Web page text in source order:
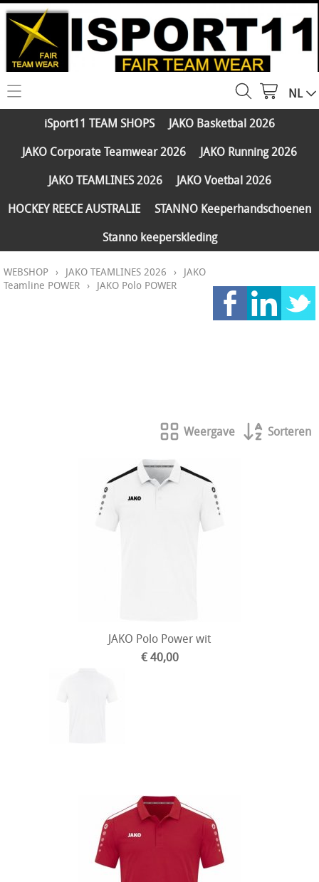
HOME
WEBSHOP
JAKO Running 2026
JAKO TEAMLINES 2026
PARTNERS
Klantengroepen
CONTACT
NL
iSport11 TEAM SHOPS
JAKO Basketbal 2026
JAKO Corporate Teamwear 2026
JAKO Running 2026
JAKO TEAMLINES 2026
JAKO Voetbal 2026
HOCKEY REECE AUSTRALIE
STANNO Keeperhandschoenen
Stanno keeperskleding
WEBSHOP › JAKO TEAMLINES 2026 › JAKO
Teamline POWER › JAKO Polo POWER
Weergave Sorteren
JAKO Polo Power wit
€ 40,00